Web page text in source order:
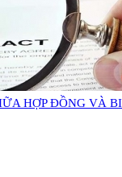
HỢP ĐỒNG VÀ